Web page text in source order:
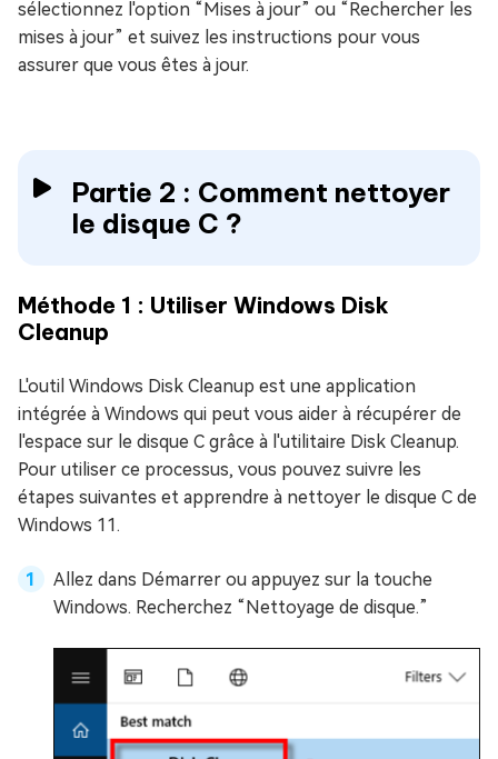
sélectionnez l'option “Mises à jour” ou “Rechercher les
mises à jour” et suivez les instructions pour vous
assurer que vous êtes à jour.
Partie 2 : Comment nettoyer
le disque C ?
Méthode 1 : Utiliser Windows Disk
Cleanup
L'outil Windows Disk Cleanup est une application
intégrée à Windows qui peut vous aider à récupérer de
l'espace sur le disque C grâce à l'utilitaire Disk Cleanup.
Pour utiliser ce processus, vous pouvez suivre les
étapes suivantes et apprendre à nettoyer le disque C de
Windows 11.
Allez dans Démarrer ou appuyez sur la touche
Windows. Recherchez “Nettoyage de disque.”